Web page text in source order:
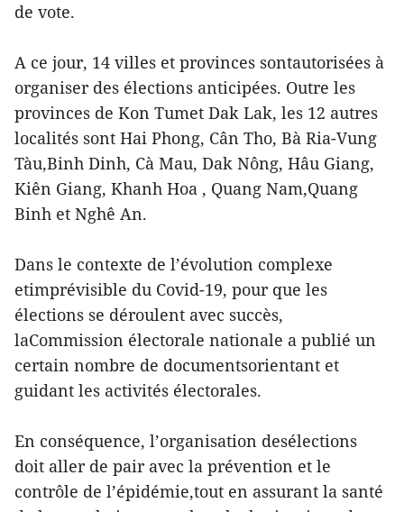
de vote.
A ce jour, 14 villes et provinces sontautorisées à
organiser des élections anticipées. Outre les
provinces de Kon Tumet Dak Lak, les 12 autres
localités sont Hai Phong, Cân Tho, Bà Ria-Vung
Tàu,Binh Dinh, Cà Mau, Dak Nông, Hâu Giang,
Kiên Giang, Khanh Hoa , Quang Nam,Quang
Binh et Nghê An.
Dans le contexte de l’évolution complexe
etimprévisible du Covid-19, pour que les
élections se déroulent avec succès,
laCommission électorale nationale a publié un
certain nombre de documentsorientant et
guidant les activités électorales.
En conséquence, l’organisation desélections
doit aller de pair avec la prévention et le
contrôle de l’épidémie,tout en assurant la santé